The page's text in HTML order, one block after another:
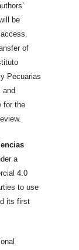
be
of
Pecuarias
and
for the
review.
a
4.0
to use
its first